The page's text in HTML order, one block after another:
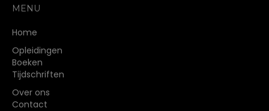
MENU
Home
Opleidingen
Boeken
Tijdschriften
Over ons
Contact